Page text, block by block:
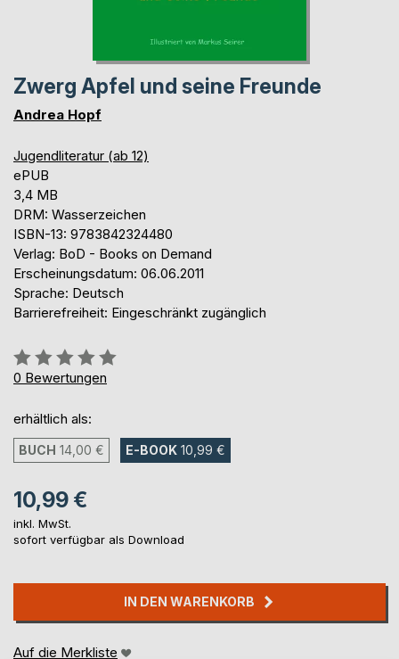
Zwerg Apfel und seine Freunde
Andrea Hopf
Jugendliteratur (ab 12)
ePUB
3,4 MB
DRM: Wasserzeichen
ISBN-13: 9783842324480
Verlag: BoD - Books on Demand
Erscheinungsdatum: 06.06.2011
Sprache: Deutsch
Barrierefreiheit: Eingeschränkt zugänglich
Bewertung::
0%
0 Bewertungen
erhältlich als:
BUCH 14,00 € E-BOOK 10,99 €
10,99 €
inkl. MwSt.
sofort verfügbar als Download
IN DEN WARENKORB
Auf die Merkliste